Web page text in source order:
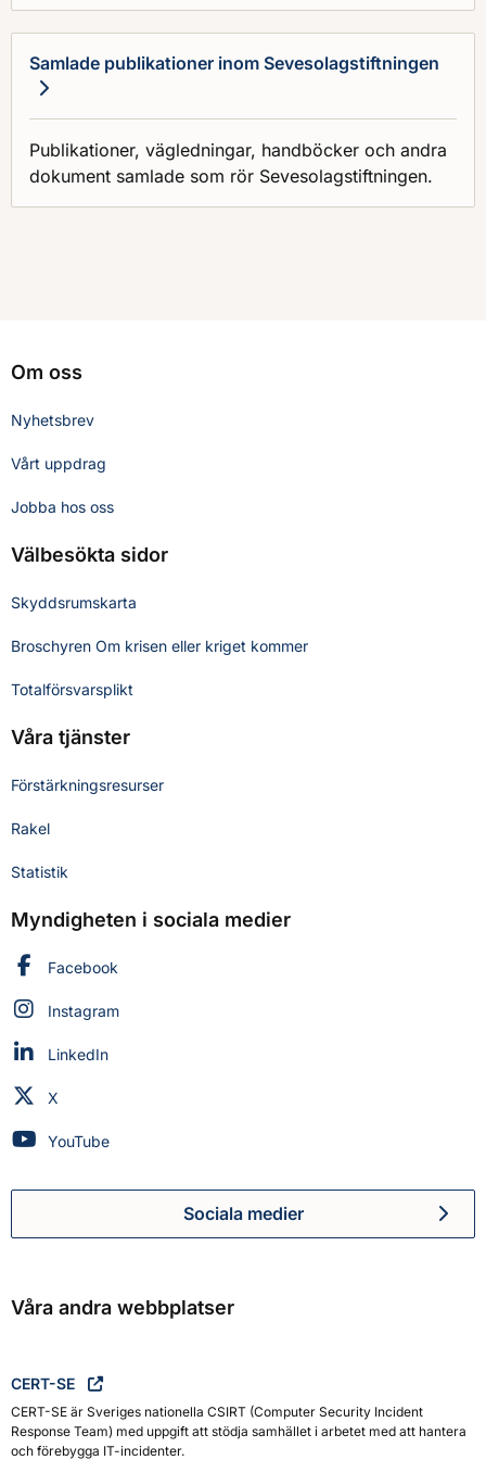
Samlade publikationer inom Sevesolagstiftningen
Publikationer, vägledningar, handböcker och andra
dokument samlade som rör Sevesolagstiftningen.
Om oss
Nyhetsbrev
Vårt uppdrag
Jobba hos oss
Välbesökta sidor
Skyddsrumskarta
Broschyren Om krisen eller kriget kommer
Totalförsvarsplikt
Våra tjänster
Förstärkningsresurser
Rakel
Statistik
Myndigheten i sociala medier
Myndigheten för civilt försvar på
Facebook
Myndigheten för civilt försvar på
Instagram
Myndigheten för civilt försvar på
LinkedIn
Myndigheten för civilt försvar på
X
Myndigheten för civilt försvar på
YouTube
Myndigheten för civilt
Sociala medier
Våra andra webbplatser
CERT-SE
CERT-SE är Sveriges nationella CSIRT (Computer Security Incident
Response Team) med uppgift att stödja samhället i arbetet med att hantera
och förebygga IT-incidenter.